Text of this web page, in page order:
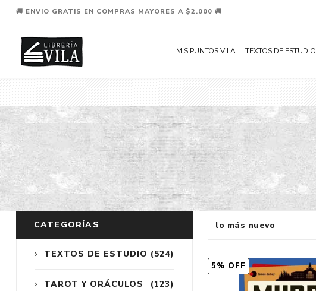
🚚 ENVIO GRATIS EN COMPRAS MAYORES A $2.000 🚚
MIS PUNTOS VILA TEXTOS DE ESTUDIO
5% OFF
CATEGORÍAS
(524)
TEXTOS DE ESTUDIO
(123)
TAROT Y ORÁCULOS